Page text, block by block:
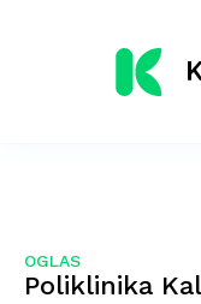
OGLAS
Poliklinika